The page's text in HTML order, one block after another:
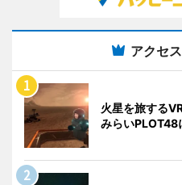
アクセ
火星を旅する
みらいPLOT48